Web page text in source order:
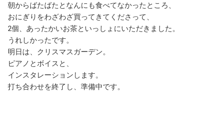
朝からばたばたとなんにも食べてなかったところ、
おにぎりをわざわざ買ってきてくださって、
2個、あったかいお茶といっしょにいただきました。
うれしかったです。
明日は、クリスマスガーデン。
ピアノとボイスと、
インスタレーションします。
打ち合わせを終了し、準備中です。